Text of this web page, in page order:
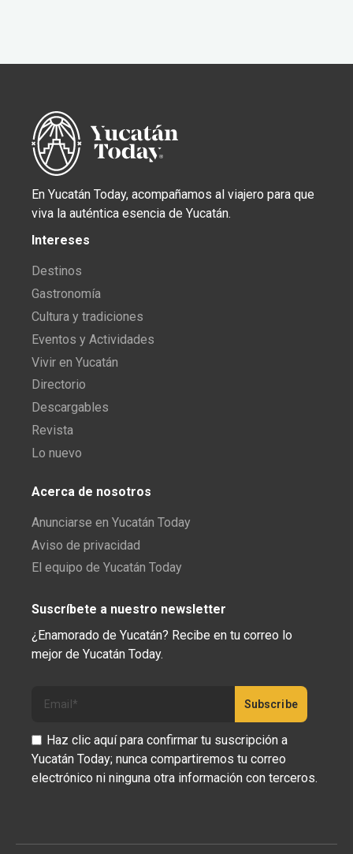
En Yucatán Today, acompañamos al viajero para que
viva la auténtica esencia de Yucatán.
Intereses
Destinos
Gastronomía
Cultura y tradiciones
Eventos y Actividades
Vivir en Yucatán
Directorio
Descargables
Revista
Lo nuevo
Acerca de nosotros
Anunciarse en Yucatán Today
Aviso de privacidad
El equipo de Yucatán Today
Suscríbete a nuestro newsletter
¿Enamorado de Yucatán? Recibe en tu correo lo
mejor de Yucatán Today.
Haz clic aquí para confirmar tu suscripción a
Yucatán Today; nunca compartiremos tu correo
electrónico ni ninguna otra información con terceros.